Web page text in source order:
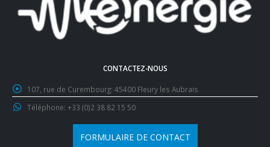
CONTACTEZ-NOUS
107, rue de Curembourg: 45400 Fleury les Aubrais
Téléphone: +33 (0)2 38 82 15 50
FORMULAIRE DE CONTACT